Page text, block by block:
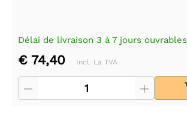
Délai de livraison 3 à 7 jours ouvrables
€ 74,40 Incl. La TVA